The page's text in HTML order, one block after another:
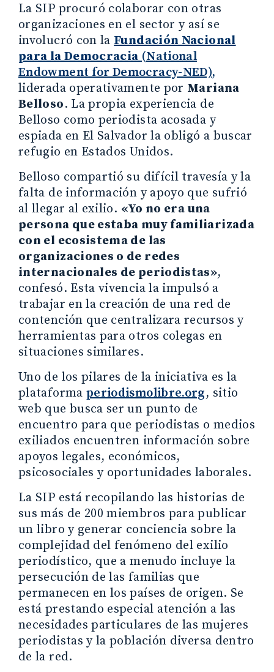
La SIP procuró colaborar con otras
organizaciones en el sector y así se
involucró con la Fundación Nacional
para la Democracia (National
Endowment for Democracy-NED),
liderada operativamente por Mariana
Belloso. La propia experiencia de
Belloso como periodista acosada y
espiada en El Salvador la obligó a buscar
refugio en Estados Unidos.
Belloso compartió su difícil travesía y la
falta de información y apoyo que sufrió
al llegar al exilio. «Yo no era una
persona que estaba muy familiarizada
con el ecosistema de las
organizaciones o de redes
internacionales de periodistas»,
confesó. Esta vivencia la impulsó a
trabajar en la creación de una red de
contención que centralizara recursos y
herramientas para otros colegas en
situaciones similares.
Uno de los pilares de la iniciativa es la
plataforma periodismolibre.org, sitio
web que busca ser un punto de
encuentro para que periodistas o medios
exiliados encuentren información sobre
apoyos legales, económicos,
psicosociales y oportunidades laborales.
La SIP está recopilando las historias de
sus más de 200 miembros para publicar
un libro y generar conciencia sobre la
complejidad del fenómeno del exilio
periodístico, que a menudo incluye la
persecución de las familias que
permanecen en los países de origen. Se
está prestando especial atención a las
necesidades particulares de las mujeres
periodistas y la población diversa dentro
de la red.